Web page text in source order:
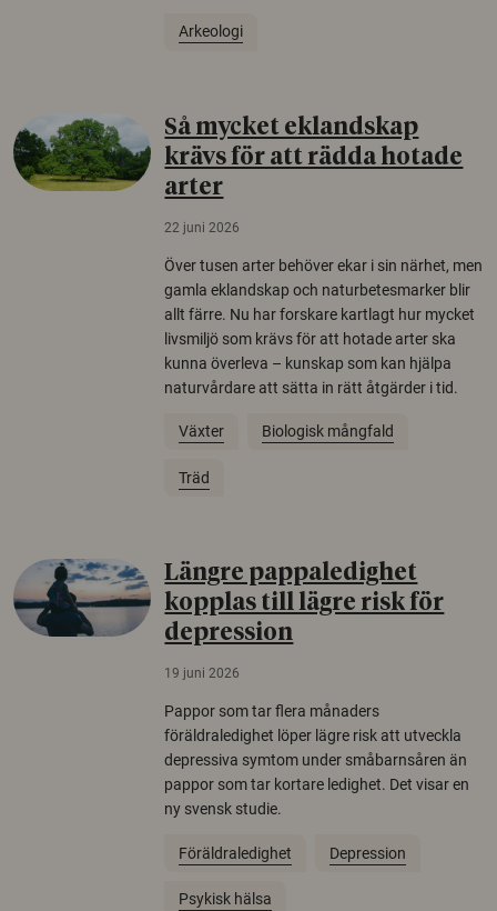
Arkeologi
Så mycket eklandskap
krävs för att rädda hotade
arter
22 juni 2026
Över tusen arter behöver ekar i sin närhet, men
gamla eklandskap och naturbetesmarker blir
allt färre. Nu har forskare kartlagt hur mycket
livsmiljö som krävs för att hotade arter ska
kunna överleva – kunskap som kan hjälpa
naturvårdare att sätta in rätt åtgärder i tid.
Växter Biologisk mångfald
Träd
Längre pappaledighet
kopplas till lägre risk för
depression
19 juni 2026
Pappor som tar flera månaders
föräldraledighet löper lägre risk att utveckla
depressiva symtom under småbarnsåren än
pappor som tar kortare ledighet. Det visar en
ny svensk studie.
Föräldraledighet Depression
Psykisk hälsa